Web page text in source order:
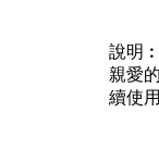
說明︰
親愛
續使